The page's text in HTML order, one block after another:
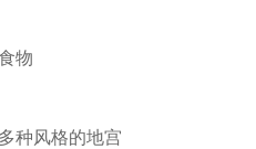
物
种风格的地宫